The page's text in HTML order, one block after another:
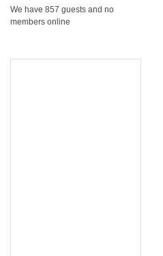
We have 857 guests and no
members online